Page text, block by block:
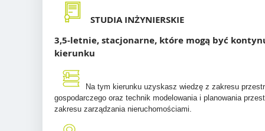
STUDIA INŻYNIERSKIE
3,5-letnie, stacjonarne, które mogą być
kierunku
Na tym kierunku uzyskasz wiedzę z zakresu
gospodarczego oraz technik modelowania i planowania
zakresu zarządzania nieruchomościami.